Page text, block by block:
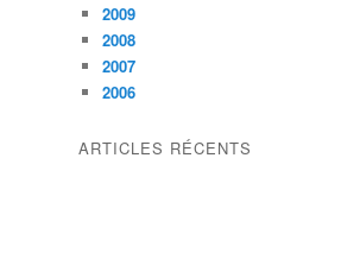
2009
2008
2007
2006
ARTICLES RÉCENTS